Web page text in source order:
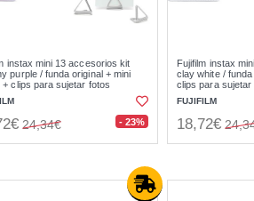
instax mini 13 accesorios kit
purple / funda original + mini
+ clips para sujetar fotos
24,34€ - 23%
Fujifilm instax
clay white / funda
clips para sujetar
FUJIFILM
18,72€